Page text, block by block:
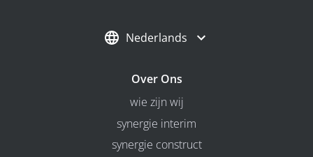
Nederlands
Over Ons
wie zijn wij
synergie interim
synergie construct